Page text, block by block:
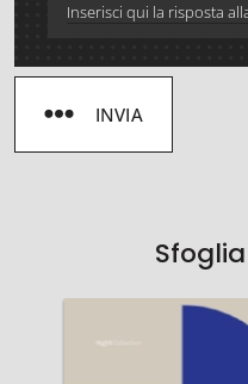
INVIA